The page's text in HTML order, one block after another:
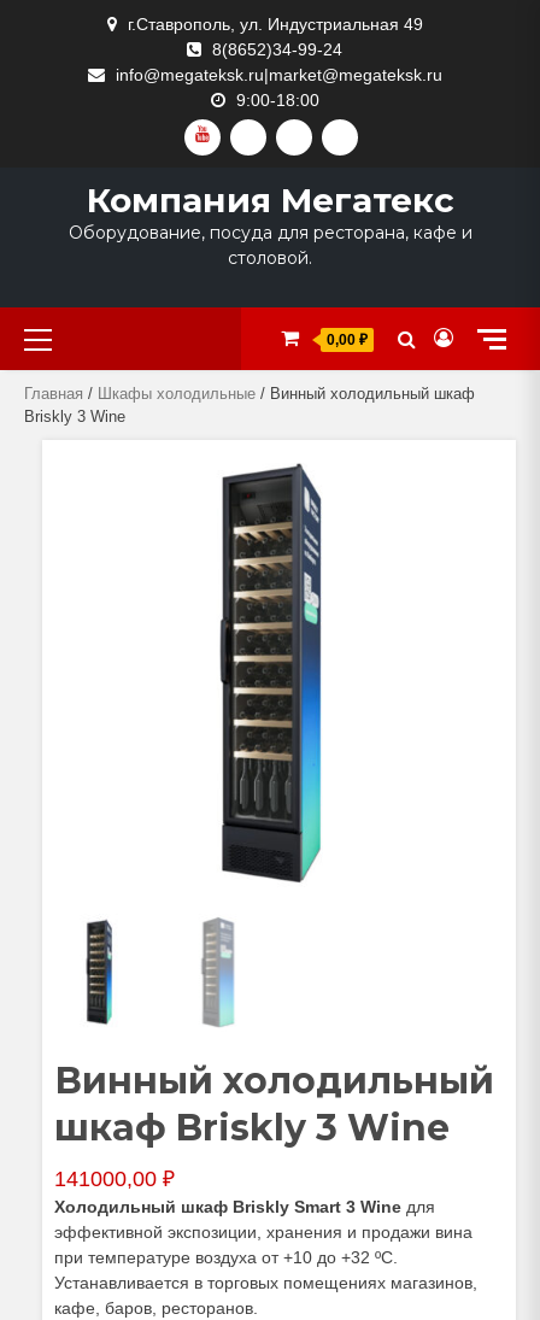
г.Ставрополь, ул. Индустриальная 49
8(8652)34-99-24
info@megateksk.ru|market@megateksk.ru
9:00-18:00
YOUTUBEVKVIDEORUTUBEDZEN
Компания Мегатекс
Оборудование, посуда для ресторана, кафе и
столовой.
Primary
Menu
0,00 ₽
Главная / Шкафы холодильные / Винный холодильный шкаф
Briskly 3 Wine
Винный холодильный
шкаф Briskly 3 Wine
141000,00 ₽
Холодильный шкаф Briskly Smart 3 Wine для
эффективной экспозиции, хранения и продажи вина
при температуре воздуха от +10 до +32 ºC.
Устанавливается в торговых помещениях магазинов,
кафе, баров, ресторанов.